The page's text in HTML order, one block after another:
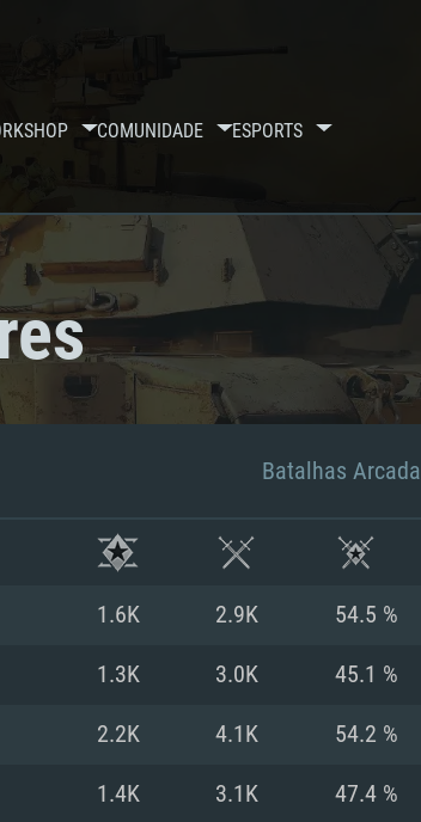
COMUNIDADE ESPORTS
Batalhas Arcada
1.6K 2.9K 54.5 %
1.3K 3.0K 45.1 %
2.2K 4.1K 54.2 %
1.4K 3.1K 47.4 %